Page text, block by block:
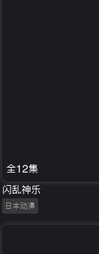
全12集
闪乱神乐
日本动漫